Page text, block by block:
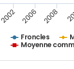
Froncles
Moyenne
2002 2006 2008